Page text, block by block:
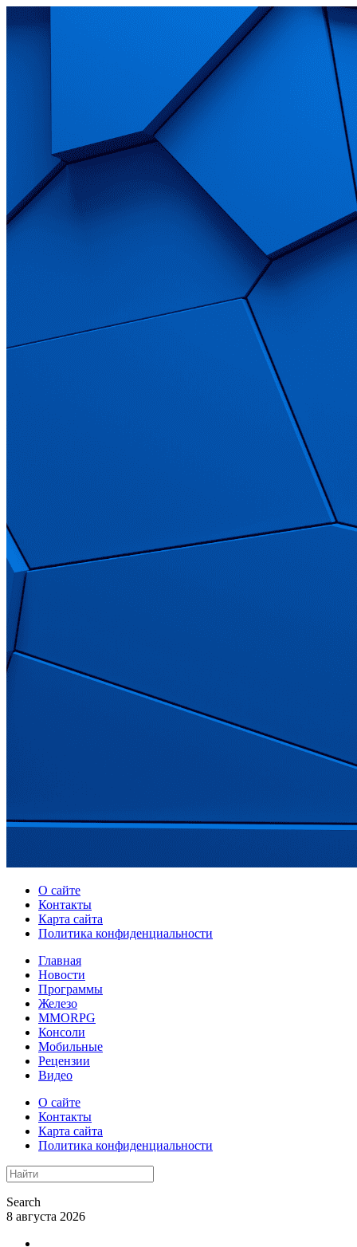
О сайте
Контакты
Карта сайта
Политика конфиденциальности
Главная
Новости
Программы
Железо
MMORPG
Консоли
Мобильные
Рецензии
Видео
О сайте
Контакты
Карта сайта
Политика конфиденциальности
Search
8 августа 2026